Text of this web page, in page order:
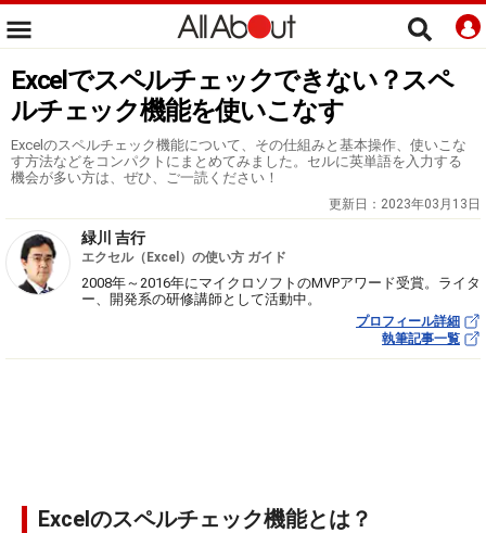
Excelでスペルチェックできない？スペ
ルチェック機能を使いこなす
Excelのスペルチェック機能について、その仕組みと基本操作、使いこな
す方法などをコンパクトにまとめてみました。セルに英単語を入力する
機会が多い方は、ぜひ、ご一読ください！
更新日： 2023年03月13日
緑川 吉行
エクセル（Excel）の使い方 ガイド
2008年～2016年にマイクロソフトのMVPアワード受賞。ライタ
ー、開発系の研修講師として活動中。
プロフィール詳細
執筆記事一覧
Excelのスペルチェック機能とは？